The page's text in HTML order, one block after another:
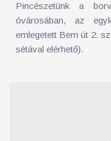
Pincészetünk a
óvárosában, az
emlegetett Bem út 2.
sétával elérhető).